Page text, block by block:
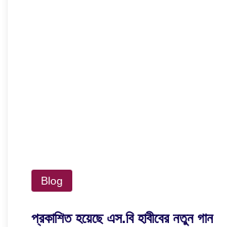
Blog
প্রকাশিত হয়েছে এস.বি হাবীবের নতুন গান